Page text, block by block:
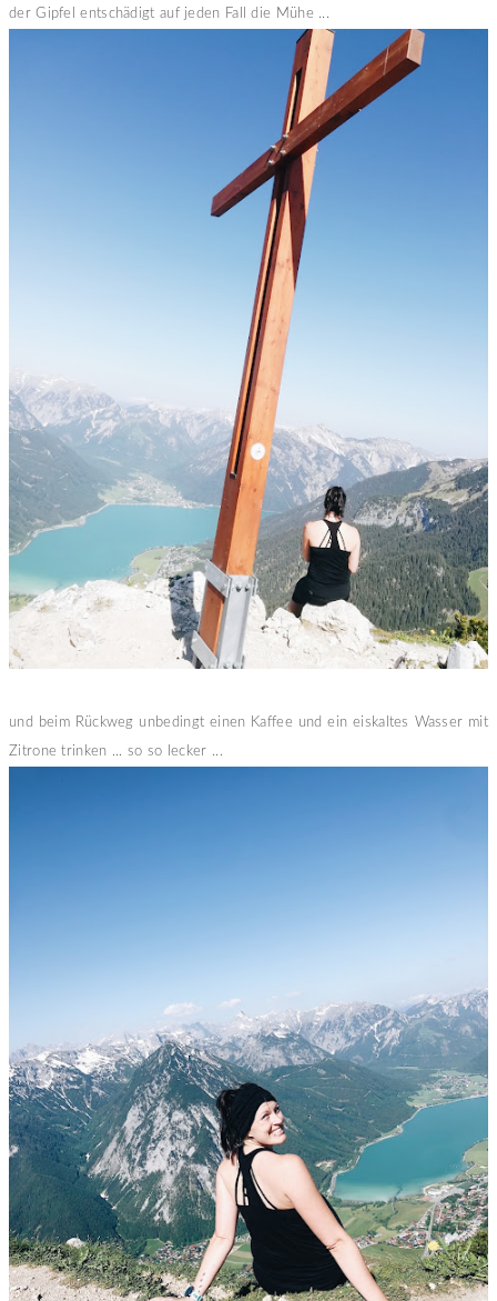
der Gipfel entschädigt auf jeden Fall die Mühe ...
und beim Rückweg unbedingt einen Kaffee und ein eiskaltes Wasser mit
Zitrone trinken ... so so lecker ...